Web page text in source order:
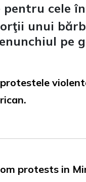
pentru cele
unui
pe
protests in